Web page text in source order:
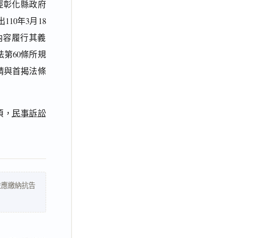
彰化縣政府
年3月18
履行其義
第60條所規
與首揭法條
民事訴訟
繳納抗告